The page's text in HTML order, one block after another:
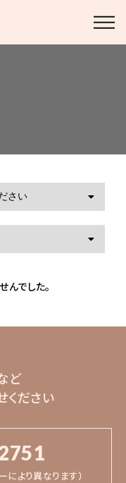
んでした。
ど
ください
により異なります）
より異なります）
ら